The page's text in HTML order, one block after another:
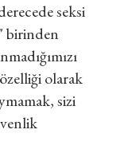
seksi
birinden
olarak
sizi